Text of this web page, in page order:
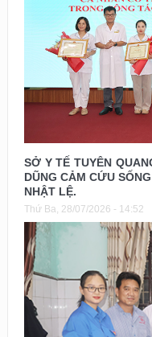
SỞ Y TẾ TUYÊN
DŨNG CẢM CỨU
NHẬT LỆ.
Thứ Ba, 28/07/2026 - 14:52